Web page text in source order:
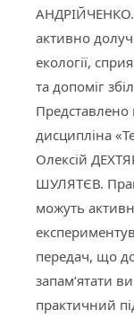
АНДРІЙЧЕНКО.
активно
екології,
та допоміг
Представлено
дисципліна
Олексій
ШУЛЯТЄВ.
можуть
передач, що
запам’ятати
практичний